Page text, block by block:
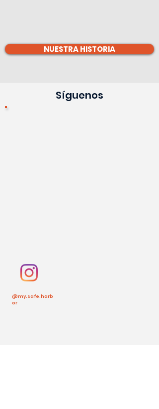
NUESTRA HISTORIA
Síguenos
@my.safe.harb
or